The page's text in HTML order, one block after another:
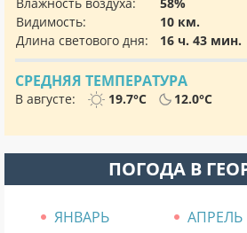
Видимость:
10 км.
Длина светового дня:
16 ч. 43 мин.
СРЕДНЯЯ ТЕМПЕРАТУРА
В августе: 19.7°C 12.0°C
ПОГОДА В
ЯНВАРЬ АПРЕЛЬ